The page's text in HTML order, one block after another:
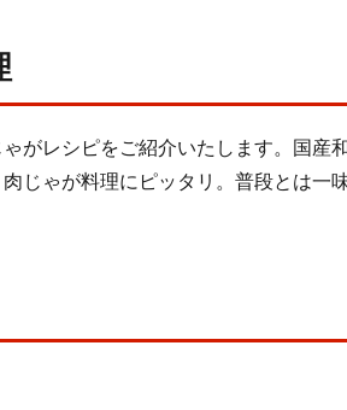
がレシピをご紹介いたします。国産
じゃが料理にピッタリ。普段とは一